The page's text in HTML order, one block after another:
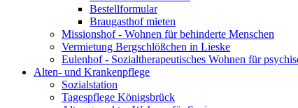
Bestellformular
Braugasthof mieten
Missionshof - Wohnen für behinderte Menschen
Vermietung Bergschlößchen in Lieske
Eulenhof - Sozialtherapeutisches Wohnen für
Alten- und Krankenpflege
Sozialstation
Tagespflege Königsbrück